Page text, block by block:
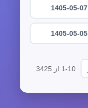
1405-05-07
1405-05-05
1-10 از 3425